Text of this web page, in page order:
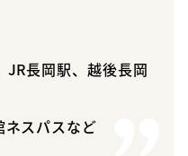
JR長岡駅、越後長岡
ネスパスなど